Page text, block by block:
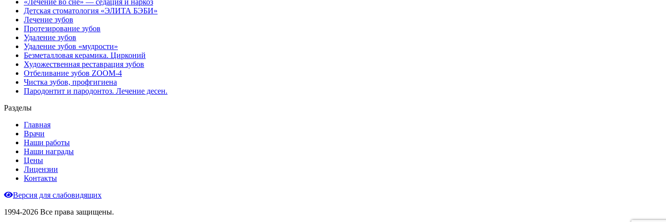
Детская стоматология «ЭЛИТА БЭБИ»
Лечение зубов
Протезирование зубов
Удаление зубов
Удаление зубов «мудрости»
Безметалловая керамика. Цирконий
Художественная реставрация зубов
Отбеливание зубов ZOOM-4
Чистка зубов, профгигиена
Пародонтит и пародонтоз. Лечение десен.
Разделы
Главная
Врачи
Наши работы
Наши награды
Цены
Лицензии
Контакты
Версия для слабовидящих
1994-2026 Все права защищены.